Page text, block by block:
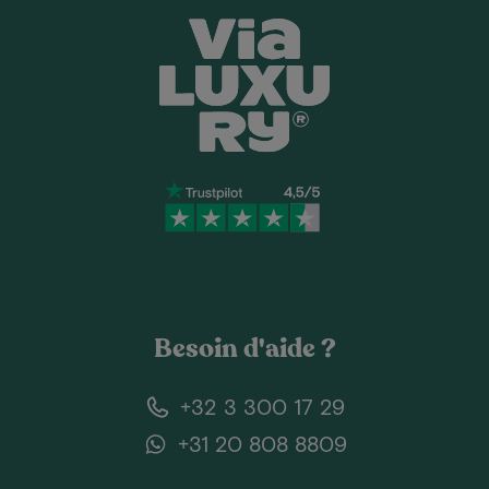
Besoin d'aide ?
+32 3 300 17 29
+31 20 808 8809